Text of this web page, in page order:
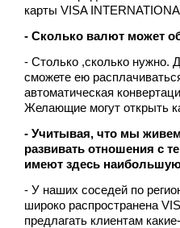
карты VISA
- Сколько валют может
- Столько ,сколько нужно.
сможете ею
автоматическая
Желающие могут открыть
- Учитывая, что мы живем
развивать отношения с
имеют здесь
- У наших соседей по
широко распространена
предлагать клиентам